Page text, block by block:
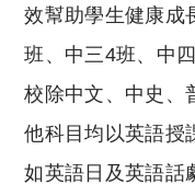
效幫助學生健康成
班、中三4班、中
校除中文、中史、
他科目均以英語授
如英語日及英語話